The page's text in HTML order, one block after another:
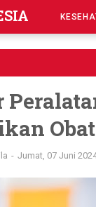
Obat
Jumat, 07 Juni